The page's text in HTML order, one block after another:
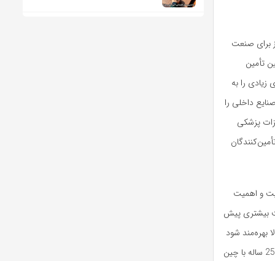
برای صنعت
تأمین
زیادی را به
داخلی را
پزشکی
حساسیت و اهمیت
بیشتری پیش
بهره‌مند شود
و مردم بهترین خدمات را دریافت کنند. بر این اساس، استفاده از ظرفیت‌های پیمان شانگهای، توافق 25 ساله با چین